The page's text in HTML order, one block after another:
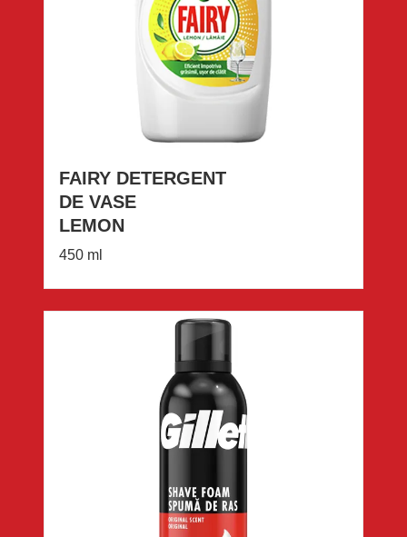
FAIRY DETERGENT
DE VASE
LEMON
450 ml